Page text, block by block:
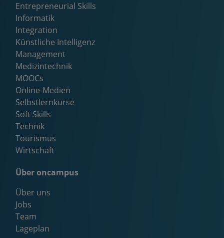
Entrepreneurial Skills
Informatik
Integration
Künstliche Intelligenz
Management
Medizintechnik
MOOCs
Online-Medien
Selbstlernkurse
Soft Skills
Technik
Tourismus
Wirtschaft
Über oncampus
Über uns
Jobs
Team
Lageplan